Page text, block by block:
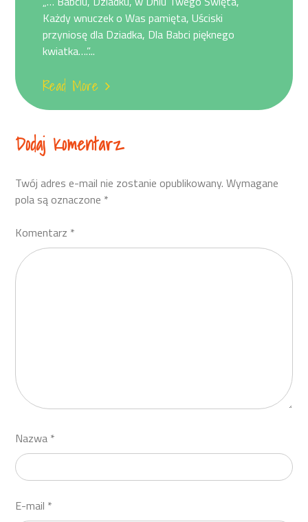
Każdy wnuczek o Was pamięta, Uściski
przyniosę dla Dziadka, Dla Babci pięknego
kwiatka….”...
Read More
Dodaj Komentarz
Twój adres e-mail nie zostanie opublikowany. Wymagane
pola są oznaczone *
Komentarz *
Nazwa *
E-mail *